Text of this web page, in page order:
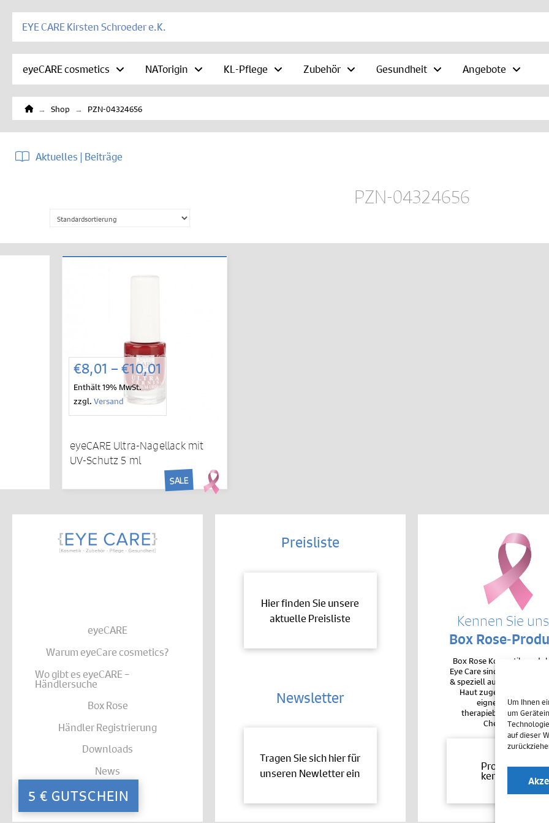
Um Ihnen
um
auf dieser
EYE CARE Kirsten Schroeder e.K.
eyeCARE cosmetics NATorigin KL-Pflege Zubehör Gesundheit Angebote
Home
→ Shop → PZN-04324656
Aktuelles | Beiträge
5 € GUTSCHEIN
PZN-04324656
€8,01 – €10,01
€8,01
bis
Enthält 19% MwSt.
zzgl. Versand
eyeCARE Ultra-Nagellack mit
UV-Schutz 5 ml
SALE
eyeCARE
Warum eyeCare cosmetics?
Wo gibt es eyeCARE –
Händlersuche
Box Rose
Händler Registrierung
Downloads
News
Kontakt
Preisliste
Hier finden Sie unsere
aktuelle Preisliste
Newsletter
Tragen Sie sich hier für
unseren Newletter ein
Kennen Sie
Box Rose-
Box Rose
Eye Care sind sehr
& speziell auf die
Haut zugeschnitten.
eignen sie sich auch
therapiebegleitend bei
Chemotherapie.
Produkte
kennenlernen